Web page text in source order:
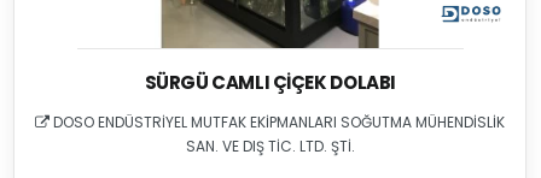
SÜRGÜ CAMLI ÇIÇEK DOLABI
DOSO ENDÜSTRİYEL MUTFAK EKİPMANLARI SOĞUTMA MÜHENDİSLİK
SAN. VE DIŞ TİC. LTD. ŞTİ.